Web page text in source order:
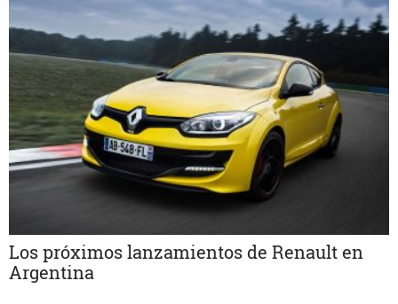
Los próximos lanzamientos de Renault en
Argentina